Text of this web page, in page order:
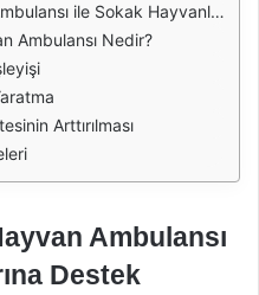
ile Sokak Hayvanlarına Destek
Ambulansı Nedir?
Arttırılması
Ambulansı
Destek